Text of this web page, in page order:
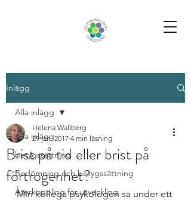
Inlägg
Alla inlägg
betygssättning
Bedömning och betygssättning
Återkoppling för utveckling
Alla inlägg
Brist på tid eller brist på
förtrogenhet?
Helena Wallberg
29 jan. 2017 4 min läsning
Min kollega psykologen sa under ett